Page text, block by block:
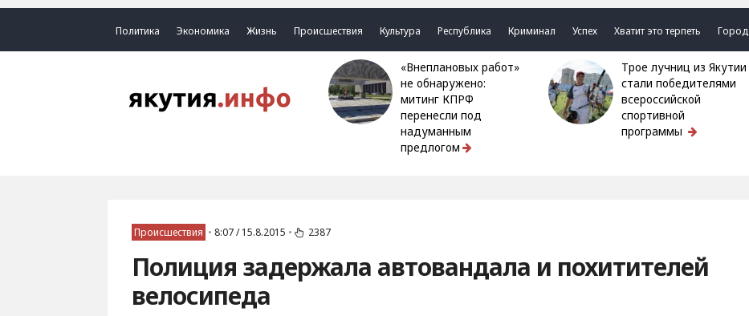
Политика Экономика Жизнь Происшествия Культура Республика Криминал Успех Хватит это терпеть Город
«Внеплановых работ»
не обнаружено:
митинг КПРФ
перенесли под
надуманным
предлогом
Трое лучниц из Якутии
стали победителями
всероссийской
спортивной
программы
Происшествия • 8:07 / 15.8.2015 • 2387
Полиция задержала автовандала и похитителей
велосипеда